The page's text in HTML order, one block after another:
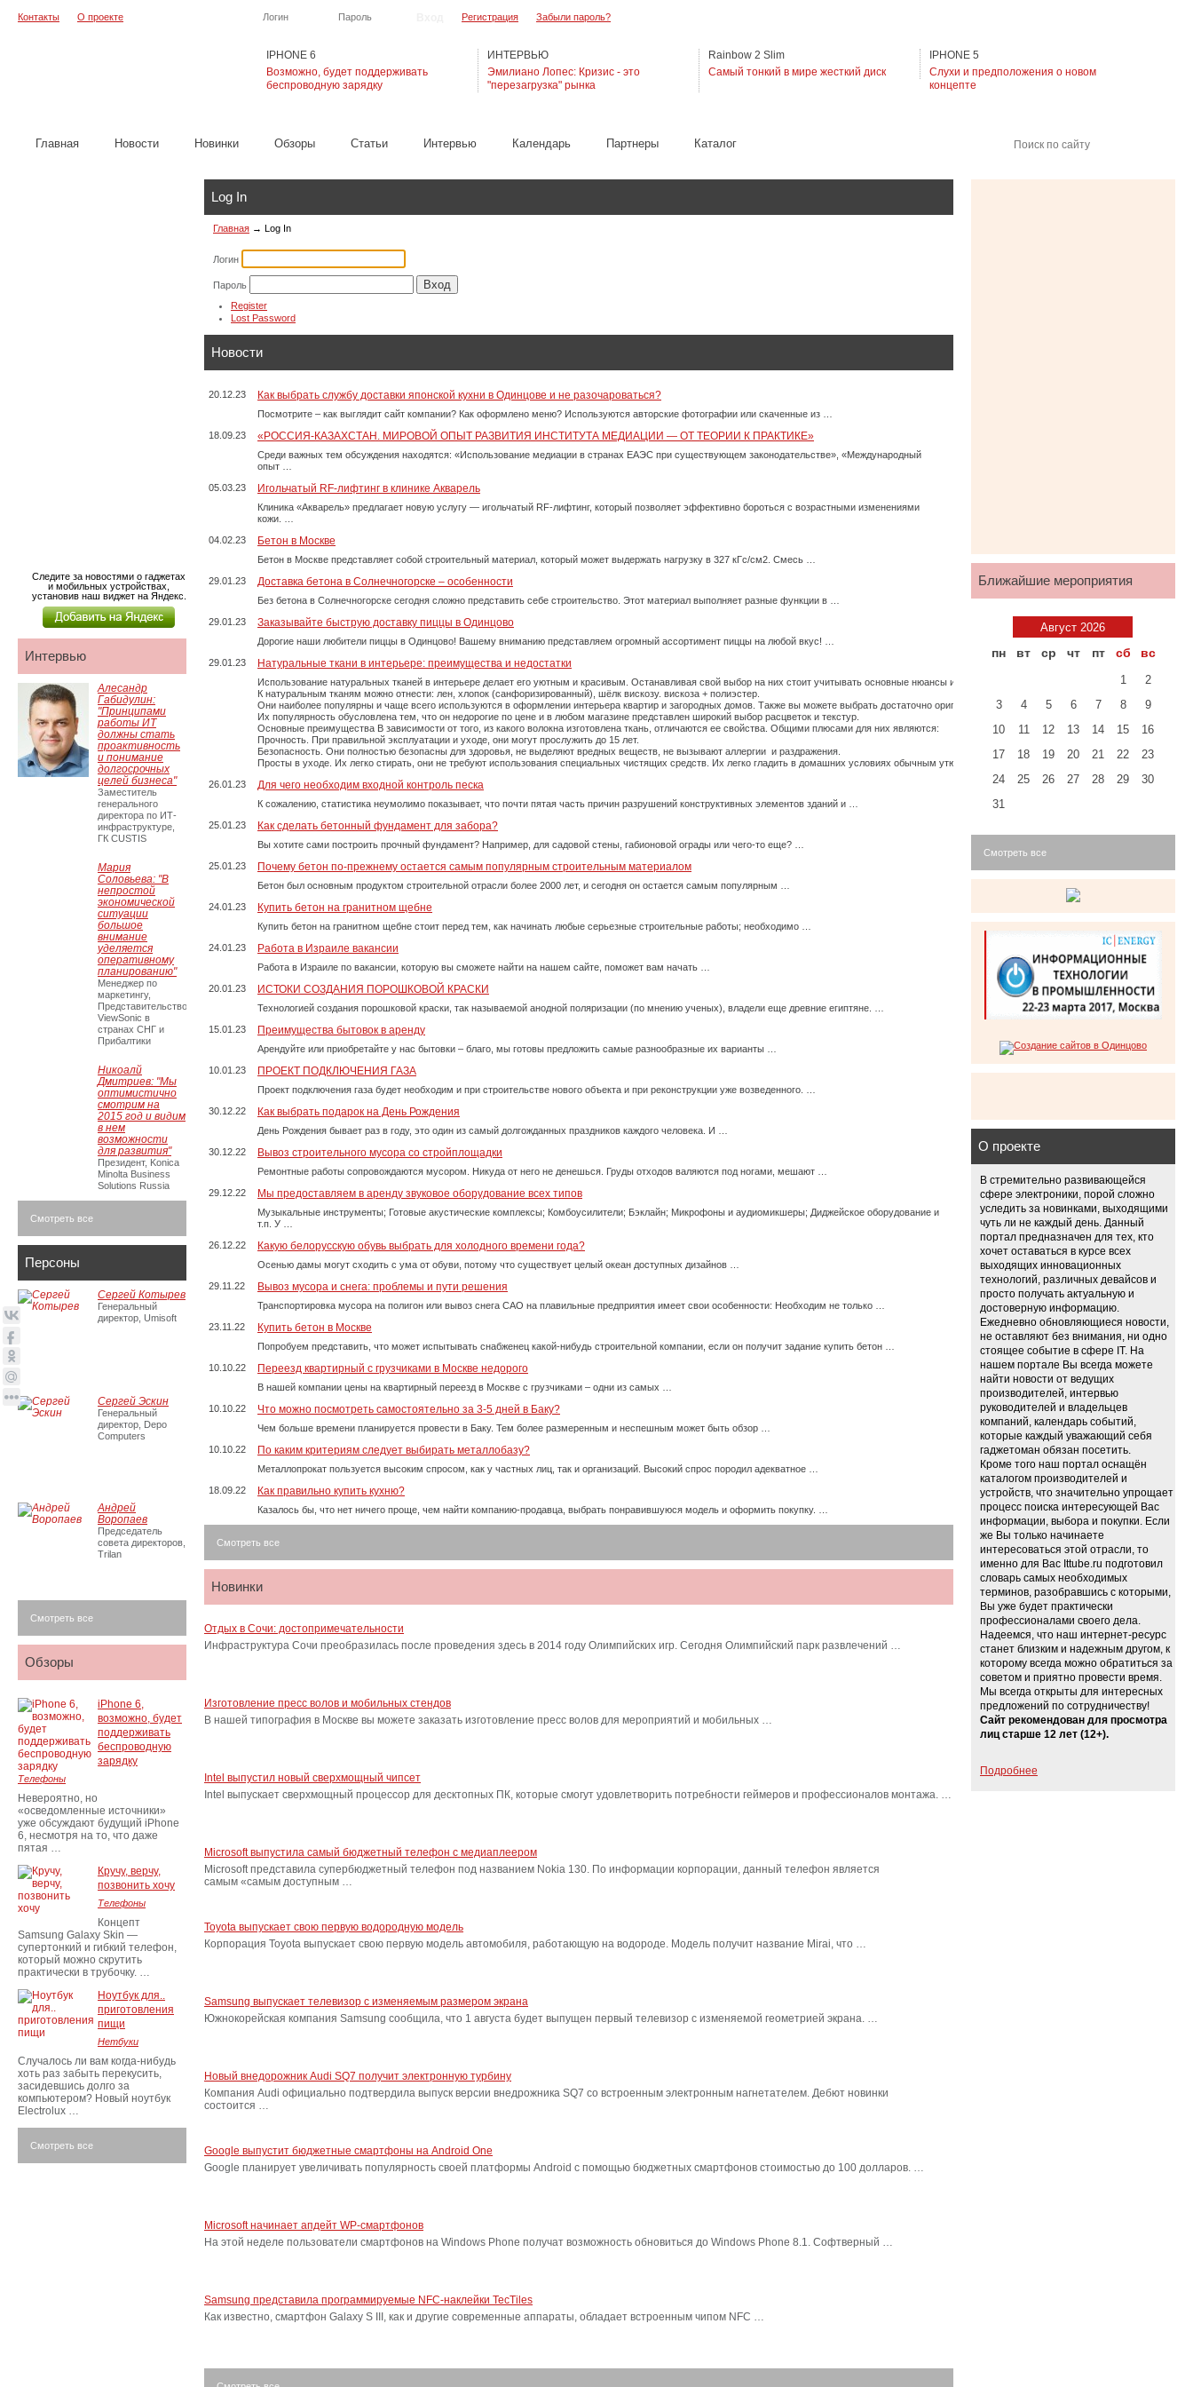
IPHONE 6
Возможно, будет поддерживать
беспроводную зарядку
ИНТЕРВЬЮ
Эмилиано Лопес: Кризис - это
"перезагрузка" рынка
Rainbow 2 Slim
Самый тонкий в мире жесткий диск
IPHONE 5
Слухи и предположения о новом
концепте
Поиск по сайту
Логин Пароль
Контакты О проекте
Главная Новости Новинки Обзоры Cтатьи Интервью Календарь Партнеры Каталог
Регистрация Забыли пароль?
Log In
Главная → Log In
Логин
Пароль
Register
Lost Password
Новости
20.12.23 Как выбрать службу доставки японской кухни в Одинцове и не разочароваться?
Посмотрите – как выглядит сайт компании? Как оформлено меню? Используются авторские фотографии или скаченные из …
18.09.23
«РОССИЯ-КАЗАХСТАН. МИРОВОЙ ОПЫТ РАЗВИТИЯ ИНСТИТУТА МЕДИАЦИИ — ОТ ТЕОРИИ К ПРАКТИКЕ»
Среди важных тем обсуждения находятся: «Использование медиации в странах ЕАЭС при существующем законодательстве», «Международный
опыт …
05.03.23
Игольчатый RF-лифтинг в клинике Акварель
Клиника «Акварель» предлагает новую услугу — игольчатый RF-лифтинг, который позволяет эффективно бороться с возрастными изменениями
кожи. …
04.02.23
Бетон в Москве
Бетон в Москве представляет собой строительный материал, который может выдержать нагрузку в 327 кГс/см2. Смесь …
29.01.23
Доставка бетона в Солнечногорске – особенности
Без бетона в Солнечногорске сегодня сложно представить себе строительство. Этот материал выполняет разные функции в …
29.01.23
Заказывайте быструю доставку пиццы в Одинцово
Дорогие наши любители пиццы в Одинцово! Вашему вниманию представляем огромный ассортимент пиццы на любой вкус! …
29.01.23
Натуральные ткани в интерьере: преимущества и недостатки
Использование натуральных тканей в интерьере делает его уютным и красивым. Останавливая свой выбор на них стоит учитывать основные нюансы их использования, иначе по истечению времени
К натуральным тканям можно отнести: лен, хлопок (санфоризированный), шёлк вискозу. вискоза + полиэстер.
Они наиболее популярны и чаще всего используются в оформлении интерьера квартир и загородных домов. Также вы можете выбрать достаточно оригинальные ткани, изготовленные из крапивы,
Их популярность обусловлена тем, что он недорогие по цене и в любом магазине представлен широкий выбор расцветок и текстур.
Основные преимущества В зависимости от того, из какого волокна изготовлена ткань, отличаются ее свойства. Общими плюсами для них являются:
Прочность. При правильной эксплуатации и уходе, они могут прослужить до 15 лет.
Безопасность. Они полностью безопасны для здоровья, не выделяют вредных веществ, не вызывают аллергии и раздражения.
Просты в уходе. Их легко стирать, они не требуют использования специальных чистящих средств. Их легко гладить в домашних условиях обычным утюгом. …
26.01.23
Для чего необходим входной контроль песка
К сожалению, статистика неумолимо показывает, что почти пятая часть причин разрушений конструктивных элементов зданий и …
25.01.23
Как сделать бетонный фундамент для забора?
Вы хотите сами построить прочный фундамент? Например, для садовой стены, габионовой ограды или чего-то еще? …
25.01.23
Почему бетон по-прежнему остается самым популярным строительным материалом
Бетон был основным продуктом строительной отрасли более 2000 лет, и сегодня он остается самым популярным …
24.01.23
Купить бетон на гранитном щебне
Купить бетон на гранитном щебне стоит перед тем, как начинать любые серьезные строительные работы; необходимо …
24.01.23
Работа в Израиле вакансии
Работа в Израиле по вакансии, которую вы сможете найти на нашем сайте, поможет вам начать …
20.01.23
ИСТОКИ СОЗДАНИЯ ПОРОШКОВОЙ КРАСКИ
Технологией создания порошковой краски, так называемой анодной поляризации (по мнению ученых), владели еще древние египтяне. …
15.01.23
Преимущества бытовок в аренду
Арендуйте или приобретайте у нас бытовки – благо, мы готовы предложить самые разнообразные их варианты …
10.01.23
ПРОЕКТ ПОДКЛЮЧЕНИЯ ГАЗА
Проект подключения газа будет необходим и при строительстве нового объекта и при реконструкции уже возведенного. …
30.12.22
Как выбрать подарок на День Рождения
День Рождения бывает раз в году, это один из самый долгожданных праздников каждого человека. И …
30.12.22
Вывоз строительного мусора со стройплощадки
Ремонтные работы сопровождаются мусором. Никуда от него не денешься. Груды отходов валяются под ногами, мешают …
29.12.22
Мы предоставляем в аренду звуковое оборудование всех типов
Музыкальные инструменты; Готовые акустические комплексы; Комбоусилители; Бэклайн; Микрофоны и аудиомикшеры; Диджейское оборудование и
т.п. У …
26.12.22
Какую белорусскую обувь выбрать для холодного времени года?
Осенью дамы могут сходить с ума от обуви, потому что существует целый океан доступных дизайнов …
29.11.22
Вывоз мусора и снега: проблемы и пути решения
Транспортировка мусора на полигон или вывоз снега САО на плавильные предприятия имеет свои особенности: Необходим не только …
23.11.22
Купить бетон в Москве
Попробуем представить, что может испытывать снабженец какой-нибудь строительной компании, если он получит задание купить бетон …
10.10.22
Переезд квартирный с грузчиками в Москве недорого
В нашей компании цены на квартирный переезд в Москве с грузчиками – одни из самых …
10.10.22
Что можно посмотреть самостоятельно за 3-5 дней в Баку?
Чем больше времени планируется провести в Баку. Тем более размеренным и неспешным может быть обзор …
10.10.22
По каким критериям следует выбирать металлобазу?
Металлопрокат пользуется высоким спросом, как у частных лиц, так и организаций. Высокий спрос породил адекватное …
18.09.22
Как правильно купить кухню?
Казалось бы, что нет ничего проще, чем найти компанию-продавца, выбрать понравившуюся модель и оформить покупку. …
Смотреть все
Новинки
Отдых в Сочи: достопримечательности
Инфраструктура Сочи преобразилась после проведения здесь в 2014 году Олимпийских игр. Сегодня Олимпийский парк развлечений …
Изготовление пресс волов и мобильных стендов
В нашей типография в Москве вы можете заказать изготовление пресс волов для мероприятий и мобильных …
Intel выпустил новый сверхмощный чипсет
Intel выпускает сверхмощный процессор для десктопных ПК, которые смогут удовлетворить потребности геймеров и профессионалов монтажа. …
Microsoft выпустила самый бюджетный телефон с медиаплеером
Microsoft представила супербюджетный телефон под названием Nokia 130. По информации корпорации, данный телефон является
самым «самым доступным …
Toyota выпускает свою первую водородную модель
Корпорация Toyota выпускает свою первую модель автомобиля, работающую на водороде. Модель получит название Mirai, что …
Samsung выпускает телевизор с изменяемым размером экрана
Южнокорейская компания Samsung сообщила, что 1 августа будет выпущен первый телевизор с изменяемой геометрией экрана. …
Новый внедорожник Audi SQ7 получит электронную турбину
Компания Audi официально подтвердила выпуск версии внедрожника SQ7 со встроенным электронным нагнетателем. Дебют новинки
состоится …
Google выпустит бюджетные смартфоны на Android One
Google планирует увеличивать популярность своей платформы Android с помощью бюджетных смартфонов стоимостью до 100 долларов. …
Microsoft начинает апдейт WP-смартфонов
На этой неделе пользователи смартфонов на Windows Phone получат возможность обновиться до Windows Phone 8.1. Софтверный …
Samsung представила программируемые NFC-наклейки TecTiles
Как известно, смартфон Galaxy S III, как и другие современные аппараты, обладает встроенным чипом NFC …
Следите за новостями о гаджетах
и мобильных устройствах,
установив наш виджет на Яндекс.
Интервью
Алесандр
Габидулин:
"Принципами
работы ИТ
должны стать
проактивность
и понимание
долгосрочных
целей бизнеса"
Заместитель
генерального
директора по ИТ-
инфраструктуре,
ГК CUSTIS
Мария
Соловьева: "В
непростой
экономической
ситуации
большое
внимание
уделяется
оперативному
планированию"
Менеджер по
маркетингу,
Представительство
ViewSonic в
странах СНГ и
Прибалтики
Никоалй
Дмитриев: "Мы
оптимистично
смотрим на
2015 год и видим
в нем
возможности
для развития"
Президент, Konica
Minolta Business
Solutions Russia
Смотреть все
Персоны
Сергей Котырев
Генеральный
директор, Umisoft
Сергей Эскин
Генеральный
директор, Depo
Computers
Андрей
Воропаев
Председатель
совета директоров,
Trilan
Смотреть все
Обзоры
iPhone 6,
возможно, будет
поддерживать
беспроводную
зарядку
Телефоны
Невероятно, но
«осведомленные источники»
уже обсуждают будущий iPhone
6, несмотря на то, что даже
пятая …
Кручу, верчу,
позвонить хочу
Телефоны
Концепт
Samsung Galaxy Skin —
супертонкий и гибкий телефон,
который можно скрутить
практически в трубочку. …
Ноутбук для..
приготовления
пищи
Нетбуки
Случалось ли вам когда-нибудь
хоть раз забыть перекусить,
засидевшись долго за
компьютером? Новый ноутбук
Electrolux …
Смотреть все
Ближайшие мероприятия
Август 2026
пн вт ср чт пт сб вс
1
2
3
4 5 6 7 8
9
10
11 12 13 14 15
16
17
18 19 20 21 22
23
24
25 26 27 28 29
30
31
Смотреть все
О проекте
В стремительно развивающейся
сфере электроники, порой сложно
уследить за новинками, выходящими
чуть ли не каждый день. Данный
портал предназначен для тех, кто
хочет оставаться в курсе всех
выходящих инновационных
технологий, различных девайсов и
просто получать актуальную и
достоверную информацию.
Ежедневно обновляющиеся новости,
не оставляют без внимания, ни одно
стоящее событие в сфере IT. На
нашем портале Вы всегда можете
найти новости от ведущих
производителей, интервью
руководителей и владельцев
компаний, календарь событий,
которые каждый уважающий себя
гаджетоман обязан посетить.
Кроме того наш портал оснащён
каталогом производителей и
устройств, что значительно упрощает
процесс поиска интересующей Вас
информации, выбора и покупки. Если
же Вы только начинаете
интересоваться этой отрасли, то
именно для Вас Ittube.ru подготовил
словарь самых необходимых
терминов, разобравшись с которыми,
Вы уже будет практически
профессионалами своего дела.
Надеемся, что наш интернет-ресурс
станет близким и надежным другом, к
которому всегда можно обратиться за
советом и приятно провести время.
Мы всегда открыты для интересных
предложений по сотрудничеству!
Сайт рекомендован для просмотра
лиц старше 12 лет (12+).
Подробнее